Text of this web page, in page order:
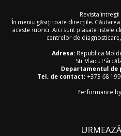
Revista
În meniu găsiţi toate direcţiile.
aceste rubrici. Aici sunt plasate listele
centrelor de
Adresa: Republica
Str.Vlaicu
Departamentul de
Tel. de contact: +373 68 199
Performance by